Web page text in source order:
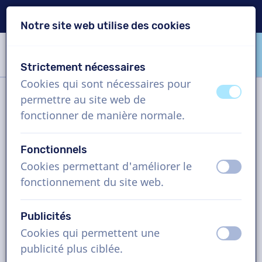
VoiceProductions
Filtre
Projet
Comédiens voix off en Japonais,
messages téléphoniques IVR,
Notre site web utilise des cookies
Strictement nécessaires
Cookies qui sont nécessaires pour
permettre au site web de
fonctionner de manière normale.
éteint
Fonctionnels
Cookies permettant d'améliorer le
fonctionnement du site web.
éteint
Publicités
Cookies qui permettent une
publicité plus ciblée.
éteint